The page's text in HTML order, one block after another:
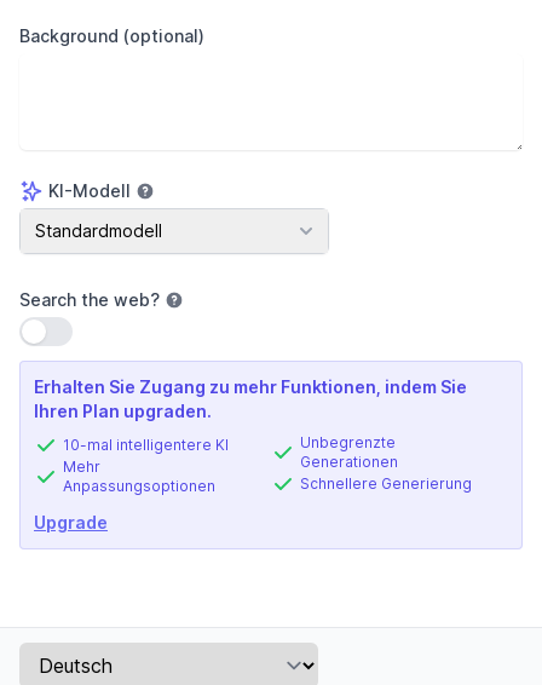
Background (optional)
KI-Modell
KI-Modell
Standardmodell
Search the web?
Einstellung verwenden
Erhalten Sie Zugang zu mehr Funktionen, indem Sie
Ihren Plan upgraden.
10-mal intelligentere KI
Mehr
Anpassungsoptionen
Unbegrenzte
Generationen
Schnellere Generierung
Upgrade